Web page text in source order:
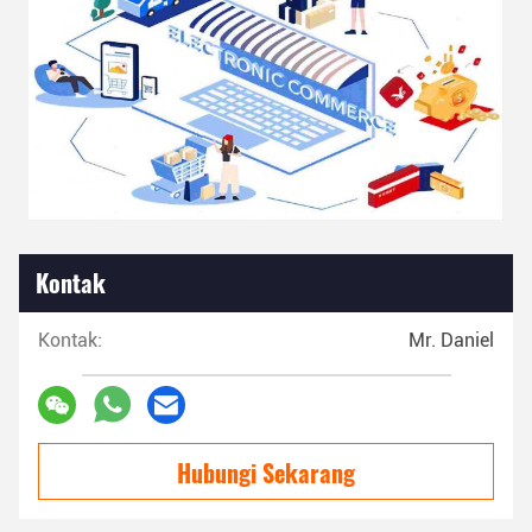
Kontak
Kontak: Mr. Daniel
Hubungi Sekarang